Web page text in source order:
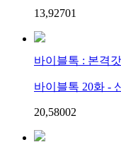
13,92701
바이블톡 : 본격
바이블톡 20화 -
20,58002